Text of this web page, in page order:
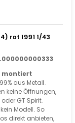
rot 1991 1/43
montiert
aus Metall.
keine Öffnungen,
GT Spirit.
Modell. So
direkt anbieten,